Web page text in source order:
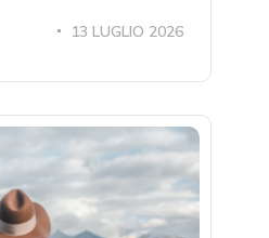
13 LUGLIO 2026